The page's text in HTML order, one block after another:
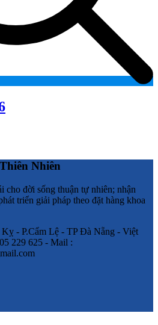
Nhiên
đời sống thuận tự nhiên; nhận
triển giải pháp theo đặt hàng khoa
- P.Cẩm Lệ - TP Đà Nẵng - Việt
229 625 - Mail :